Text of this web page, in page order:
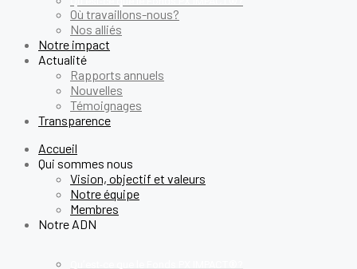
Où travaillons-nous?
Nos alliés
Notre impact
Actualité
Rapports annuels
Nouvelles
Témoignages
Transparence
Accueil
Qui sommes nous
Vision, objectif et valeurs
Notre équipe
Membres
Notre ADN